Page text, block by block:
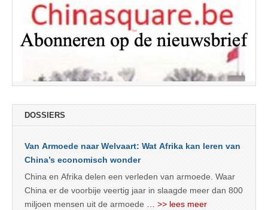
DOSSIERS
Van Armoede naar Welvaart: Wat Afrika kan leren van
China’s economisch wonder
China en Afrika delen een verleden van armoede. Waar
China er de voorbije veertig jaar in slaagde meer dan 800
miljoen mensen uit de armoede
… >> lees meer